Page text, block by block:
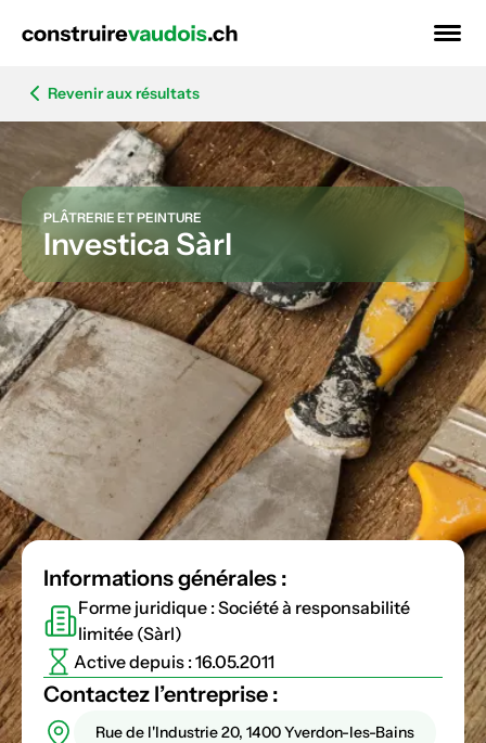
Revenir aux résultats
PLÂTRERIE ET PEINTURE
Investica Sàrl
Informations générales :
Forme juridique : Société à responsabilité
limitée (Sàrl)
Active depuis : 16.05.2011
Contactez l’entreprise :
Rue de l'Industrie 20, 1400 Yverdon-les-Bains